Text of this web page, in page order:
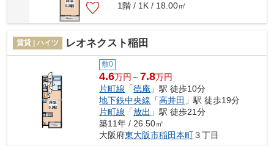
1階 / 1K / 18.00㎡
賃貸 | ハイツ レオネクスト稲田
敷0
4.6万円～7.8万円
片町線 「徳庵 」駅 徒歩10分
地下鉄中央線 「高井田 」駅 徒歩19分
片町線 「放出 」駅 徒歩21分
築11年 / 26.50㎡
大阪府東大阪市稲田本町３丁目